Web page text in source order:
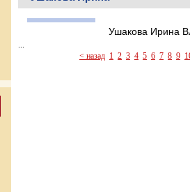
Ушакова Ирина
...
< назад 1 2 3 4 5 6 7 8 9